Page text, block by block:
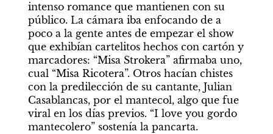
intenso romance que mantienen con su
público. La cámara iba enfocando de a
poco a la gente antes de empezar el show
que exhibían cartelitos hechos con cartón y
marcadores: “Misa Strokera” afirmaba uno,
cual “Misa Ricotera”. Otros hacían chistes
con la predilección de su cantante, Julian
Casablancas, por el mantecol, algo que fue
viral en los días previos. “I love you gordo
mantecolero” sostenía la pancarta.